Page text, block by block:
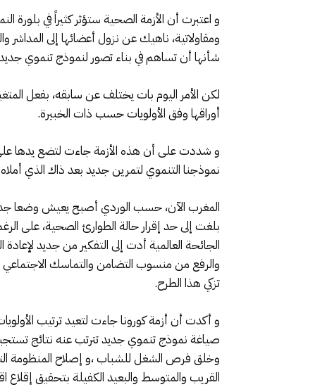
و اعتبرت أن الأزمة الصحية ستؤثر كثيراً في
ومقاولاتية، ناهيك عن نزول أعضائها إلى
شأنها أن تساهم في بناء تصور لنموذج تنموي جديد
لكن الأمر اليوم بات يختلف عن سابقه، بفعل
أوراقها وفق الأولويات حسب ذات الخبيرة.
و شددت على أن هذه الأزمة جاءت لتضع يدها
نموذجنا التنموي لتمرين جديد بعد ذاك الذي
المغرب الآن، حسب الوردي أصبح يعيش وضعا
بلغت إلى حد إقرار حالة الطوارئ الصحية، على
الجائحة العالمية أدت إلى التفكير من جديد
والرفع من منسوب التضامن والتماسك الاجتماعي
تزكي هذا الطرح.
و أكدت أن أزمة كورونا جاءت لتعيد ترتيب
صياغة نموذج تنموي جديد تترتب عنه نتائج
وخلق فرص الشغل للشباب ،و إصلاح المنظومة
القريب والمتوسط والبعيد الكفيلة بتحقيق